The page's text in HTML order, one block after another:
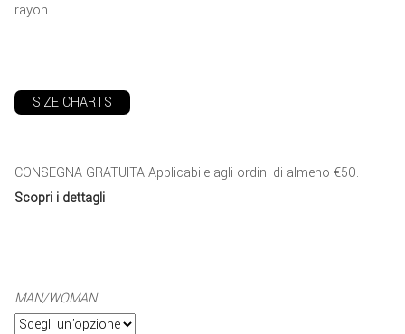
rayon
SIZE CHARTS
CONSEGNA GRATUITA Applicabile agli ordini di almeno €50.
Scopri i dettagli
MAN/WOMAN